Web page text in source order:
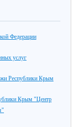
Федерации
услуг
Республики Крым
Крым "Центр